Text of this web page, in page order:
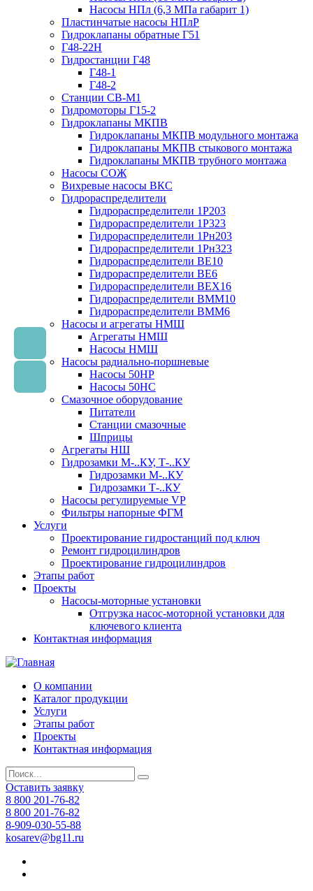
Насосы НПл (6,3 МПа габарит 1)
Пластинчатые насосы НПлР
Гидроклапаны обратные Г51
Г48-22Н
Гидростанции Г48
Г48-1
Г48-2
Станции СВ-М1
Гидромоторы Г15-2
Гидроклапаны МКПВ
Гидроклапаны МКПВ модульного монтажа
Гидроклапаны МКПВ стыкового монтажа
Гидроклапаны МКПВ трубного монтажа
Насосы СОЖ
Вихревые насосы ВКС
Гидрораспределители
Гидрораспределители 1Р203
Гидрораспределители 1Р323
Гидрораспределители 1Рн203
Гидрораспределители 1Рн323
Гидрораспределители ВЕ10
Гидрораспределители ВЕ6
Гидрораспределители ВЕХ16
Гидрораспределители ВММ10
Гидрораспределители ВММ6
Насосы и агрегаты НМШ
Агрегаты НМШ
Насосы НМШ
Насосы радиально-поршневые
Насосы 50НР
Насосы 50НС
Смазочное оборудование
Питатели
Станции смазочные
Шприцы
Агрегаты НШ
Гидрозамки М-..КУ, Т-..КУ
Гидрозамки М-..КУ
Гидрозамки Т-..КУ
Насосы регулируемые VP
Фильтры напорные ФГМ
Услуги
Проектирование гидростанций под ключ
Ремонт гидроцилиндров
Проектирование гидроцилиндров
Этапы работ
Проекты
Насосы-моторные установки
Отгрузка насос-моторной установки для
ключевого клиента
Контактная информация
О компании
Каталог продукции
Услуги
Этапы работ
Проекты
Контактная информация
Оставить заявку
8 800 201-76-82
8 800 201-76-82
8-909-030-55-88
kosarev@bg11.ru